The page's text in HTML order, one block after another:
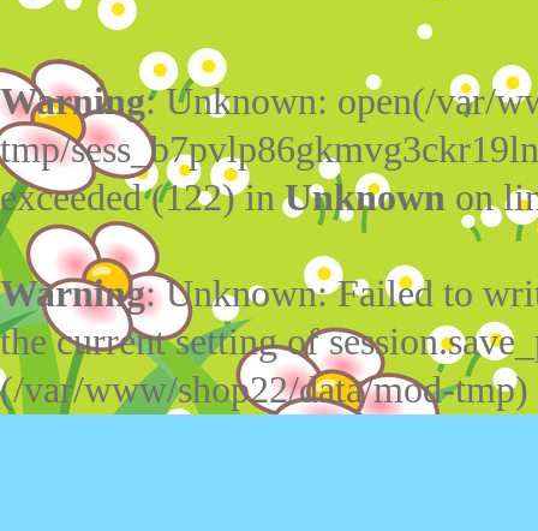
Warning: Unknown: open(/var/
tmp/
exceeded (122) inUnknown on
Warning: Unknown: Failed to
the current setting of
(/var/www/shop22/data/mod-